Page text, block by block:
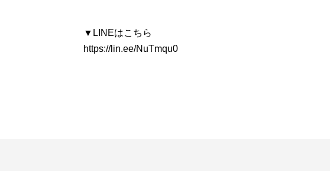
▼LINEはこちら
https://lin.ee/NuTmqu0